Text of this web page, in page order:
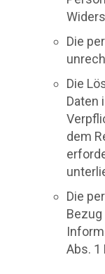
Die
Die
Daten
dem
Die
Abs. 1